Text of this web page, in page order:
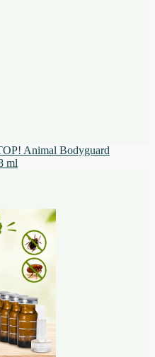
Animal Bodyguard
ml